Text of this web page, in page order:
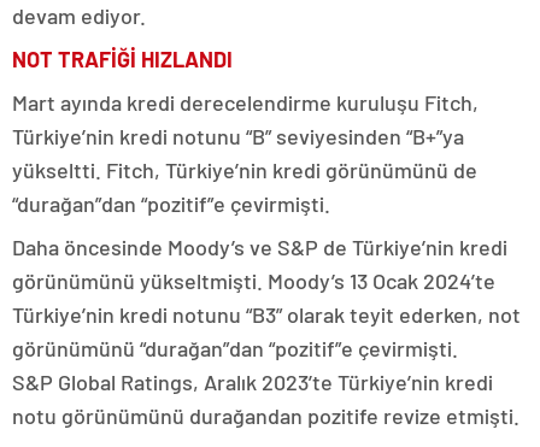
devam ediyor.
NOT TRAFİĞİ HIZLANDI
Mart ayında kredi derecelendirme kuruluşu Fitch,
Türkiye’nin kredi notunu “B” seviyesinden “B+”ya
yükseltti. Fitch, Türkiye’nin kredi görünümünü de
“durağan”dan “pozitif”e çevirmişti.
Daha öncesinde Moody’s ve S&P de Türkiye’nin kredi
görünümünü yükseltmişti. Moody’s 13 Ocak 2024’te
Türkiye’nin kredi notunu “B3” olarak teyit ederken, not
görünümünü “durağan”dan “pozitif”e çevirmişti.
S&P Global Ratings, Aralık 2023’te Türkiye’nin kredi
notu görünümünü durağandan pozitife revize etmişti.